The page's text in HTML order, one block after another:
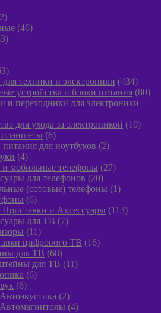
52
товара
4646
83
1463
товаратехники и электроники 434434
товара
устройства и блоки питания 8080
и переходники для электроники
для ухода за электроникой 1010
66
товаров
для ноутбуков 22
44
товара
мобильные телефоны 2727
для телефонов 2020
товаров
(сотовые) телефоны 11
66
товаров
Приставки и Аксессуары 113113
для ТВ 77
1111
товаров
цифрового ТВ 1616
для ТВ 6868
товаров
для ТВ 1111
66
66
товаров
Автоакустика 22
товара
Автомагнитолы 44